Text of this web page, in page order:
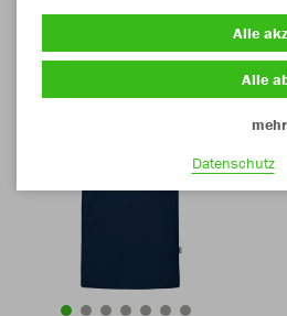
Alle
Alle
Datenschutz